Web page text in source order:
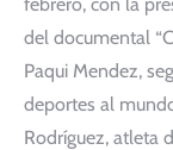
del documental
Paqui Mendez,
deportes al
Rodríguez, atleta